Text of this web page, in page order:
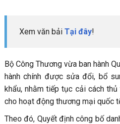
Xem văn bải Tại đây!
Bộ Công Thương vừa ban hành
hành chính được sửa đổi, bổ
khẩu, nhằm tiếp tục cải cách
cho hoạt động thương mại quốc
Theo đó, Quyết định công bố